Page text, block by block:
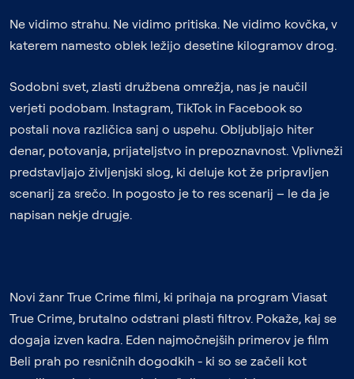
Ne vidimo strahu. Ne vidimo pritiska. Ne vidimo kovčka, v
katerem namesto oblek ležijo desetine kilogramov drog.
Sodobni svet, zlasti družbena omrežja, nas je naučil
verjeti podobam. Instagram, TikTok in Facebook so
postali nova različica sanj o uspehu. Obljubljajo hiter
denar, potovanja, prijateljstvo in prepoznavnost. Vplivneži
predstavljajo življenjski slog, ki deluje kot že pripravljen
scenarij za srečo. In pogosto je to res scenarij – le da je
napisan nekje drugje.
Novi žanr True Crime filmi, ki prihaja na program Viasat
True Crime, brutalno odstrani plasti filtrov. Pokaže, kaj se
dogaja izven kadra. Eden najmočnejših primerov je film
Beli prah po resničnih dogodkih - ki so se začeli kot